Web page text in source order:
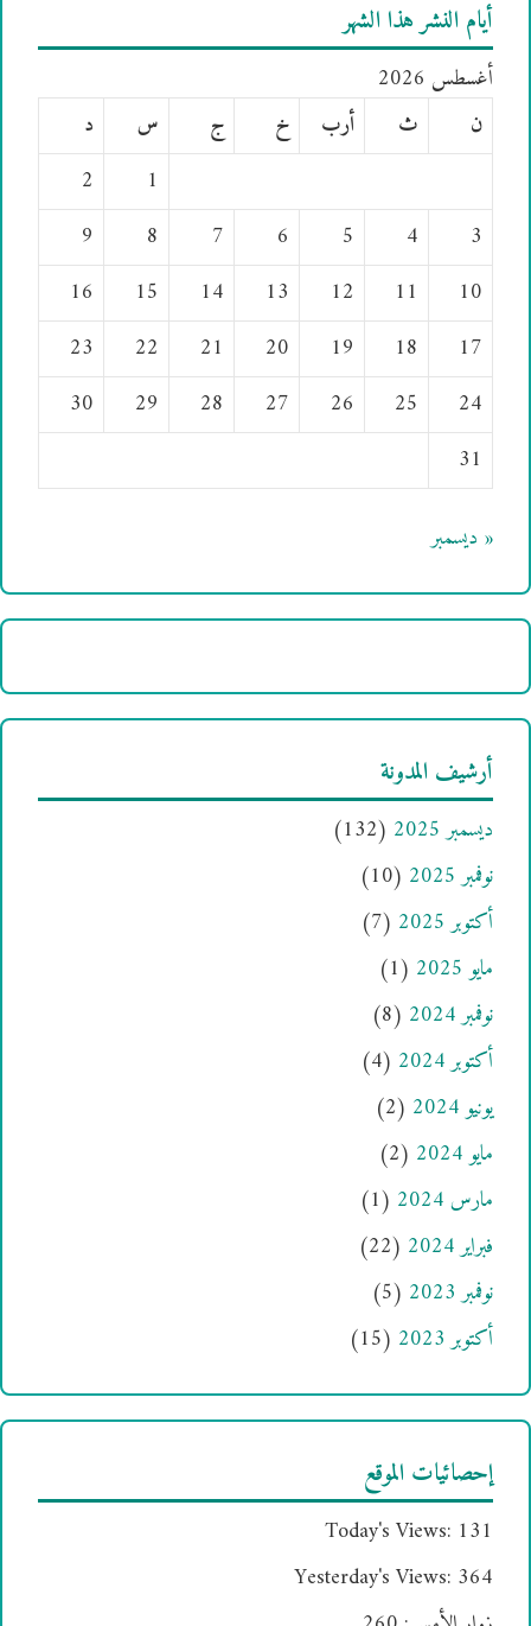
أيام النشر هذا الشهر
أغسطس 2026
ن
ث أرب خ ج س
د
1
2
3
4
5
6
7
8
9
10
11
12
13
14
15
16
17
18
19
20
21
22
23
24
25
26
27
28
29
30
31
« ديسمبر
أرشيف المدونة
ديسمبر 2025
(132)
نوفمبر 2025
(10)
أكتوبر 2025
(7)
مايو 2025
(1)
نوفمبر 2024
(8)
أكتوبر 2024
(4)
يونيو 2024
(2)
مايو 2024
(2)
مارس 2024
(1)
فبراير 2024
(22)
نوفمبر 2023
(5)
أكتوبر 2023
(15)
إحصائيات الموقع
Today's Views: 131
Yesterday's Views: 364